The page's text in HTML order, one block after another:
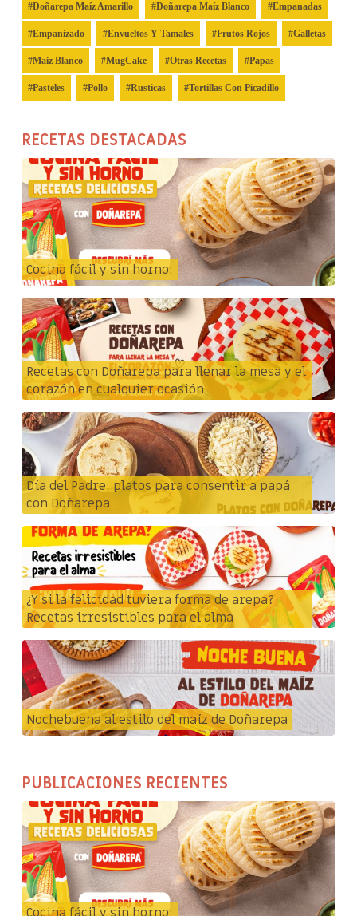
Doñarepa Maíz Amarillo Doñarepa Maíz Blanco Empanadas
Empanizado Envueltos Y Tamales Frutos Rojos Galletas
Maiz Blanco MugCake Otras Recetas Papas
Pasteles Pollo Rusticas Tortillas Con Picadillo
RECETAS DESTACADAS
Cocina fácil y sin horno:
Recetas con Doñarepa para llenar la mesa y el
corazón en cualquier ocasión
Día del Padre: platos para consentir a papá
con Doñarepa
¿Y si la felicidad tuviera forma de arepa?
Recetas irresistibles para el alma
Nochebuena al estilo del maíz de Doñarepa
PUBLICACIONES RECIENTES